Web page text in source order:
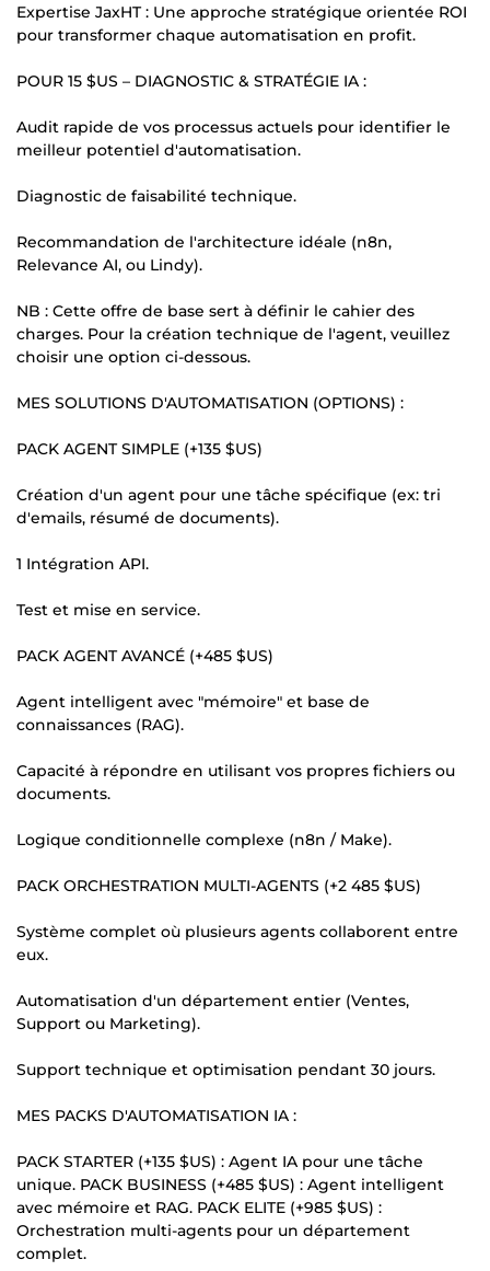
Expertise JaxHT : Une approche stratégique orientée ROI
pour transformer chaque automatisation en profit.
POUR 15 $US – DIAGNOSTIC & STRATÉGIE IA :
Audit rapide de vos processus actuels pour identifier le
meilleur potentiel d'automatisation.
Diagnostic de faisabilité technique.
Recommandation de l'architecture idéale (n8n,
Relevance AI, ou Lindy).
NB : Cette offre de base sert à définir le cahier des
charges. Pour la création technique de l'agent, veuillez
choisir une option ci-dessous.
MES SOLUTIONS D'AUTOMATISATION (OPTIONS) :
PACK AGENT SIMPLE (+135 $US)
Création d'un agent pour une tâche spécifique (ex: tri
d'emails, résumé de documents).
1 Intégration API.
Test et mise en service.
PACK AGENT AVANCÉ (+485 $US)
Agent intelligent avec "mémoire" et base de
connaissances (RAG).
Capacité à répondre en utilisant vos propres fichiers ou
documents.
Logique conditionnelle complexe (n8n / Make).
PACK ORCHESTRATION MULTI-AGENTS (+2 485 $US)
Système complet où plusieurs agents collaborent entre
eux.
Automatisation d'un département entier (Ventes,
Support ou Marketing).
Support technique et optimisation pendant 30 jours.
MES PACKS D'AUTOMATISATION IA :
PACK STARTER (+135 $US) : Agent IA pour une tâche
unique. PACK BUSINESS (+485 $US) : Agent intelligent
avec mémoire et RAG. PACK ELITE (+985 $US) :
Orchestration multi-agents pour un département
complet.